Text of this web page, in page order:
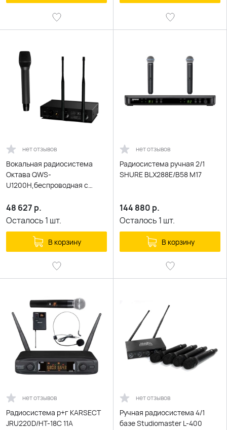
нет отзывов
Вокальная радиосистема
Октава QWS-
U1200H,беспроводная с
в бренд.кейсе
48 627 р.
Осталось 1 шт.
В корзину
нет отзывов
Радиосистема ручная 2/1
SHURE BLX288E/B58 M17
144 880 р.
Осталось 1 шт.
В корзину
нет отзывов
Радиосистема р+г KARSECT
JRU220D/HT-18C 11A
нет отзывов
Ручная радиосистема 4/1
базе Studiomaster L-400